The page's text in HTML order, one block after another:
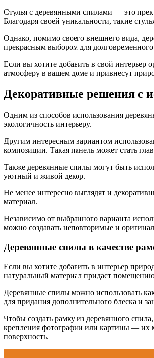
Стулья с деревянными спилами — это
Благодаря своей уникальности, такие
Однако, помимо своего внешнего вида,
прекрасным выбором для долговременного
Если вы хотите добавить в свой
атмосферу в вашем доме и привнесут
Декоративные решения с
Одним из способов использования
экологичность интерьеру.
Другим интересным вариантом
композиции. Такая панель может стать
Также деревянные спилы могут быть
уютный и живой декор.
Не менее интересно выглядят и
материал.
Независимо от выбранного варианта
можно создавать неповторимые и
Деревянные спилы в качестве
Если вы хотите добавить в интерьер
натуральный материал придаст
Деревянные спилы можно использовать
для придания дополнительного блеска и
Чтобы создать рамку из деревянного
крепления фотографии или картины — их
поверхность.